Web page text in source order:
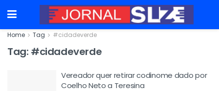
Home Tag #cidadeverde
Tag: #cidadeverde
Vereador quer retirar codinome dado por
Coelho Neto a Teresina